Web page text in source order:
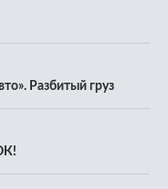
Разбитый груз